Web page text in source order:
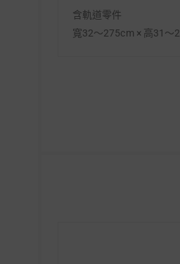
含軌道零件
寬32～275cm × 高31～